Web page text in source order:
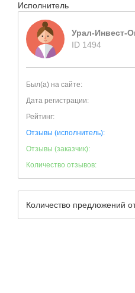
Исполнитель
Урал-Инвест-
ID 1494
Был(а) на сайте:
Дата регистрации:
Рейтинг:
Отзывы (исполнитель):
Отзывы (заказчик):
Количество отзывов:
Количество предложений